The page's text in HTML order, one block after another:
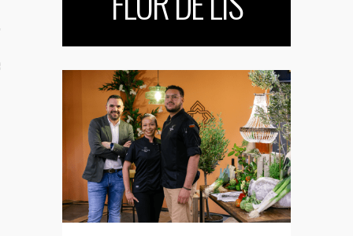
TUS NOTAS DE PRENSA